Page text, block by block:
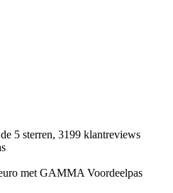
5 sterren, 3199 klantreviews
met GAMMA Voordeelpas